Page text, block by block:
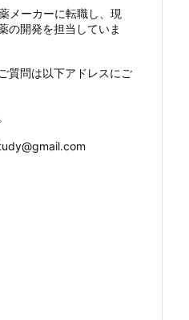
メーカーに転職し、現
の開発を担当していま
質問は以下アドレスにご